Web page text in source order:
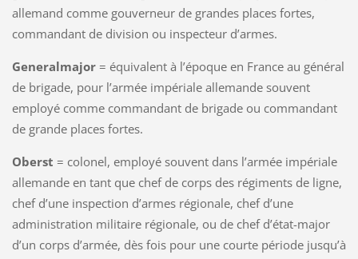
allemand comme gouverneur de grandes places fortes,
commandant de division ou inspecteur d’armes.
Generalmajor = équivalent à l’époque en France au général
de brigade, pour l’armée impériale allemande souvent
employé comme commandant de brigade ou commandant
de grande places fortes.
Oberst = colonel, employé souvent dans l’armée impériale
allemande en tant que chef de corps des régiments de ligne,
chef d’une inspection d’armes régionale, chef d’une
administration militaire régionale, ou de chef d’état-major
d’un corps d’armée, dès fois pour une courte période jusqu’à